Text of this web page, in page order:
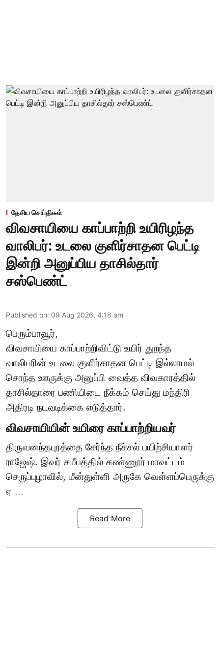
தேசிய செய்திகள்
விவசாயியை காப்பாற்றி உயிரிழந்த
வாலிபர்: உடலை குளிர்சாதன பெட்டி
இன்றி அனுப்பிய தாசில்தார்
சஸ்பெண்ட்
Published on: 09 Aug 2026, 4:18 am
பெரும்பாவூர்,
விவசாயியை காப்பாற்றிவிட்டு உயிர் துறந்த
வாலிபரின் உடலை குளிர்சாதன பெட்டி இல்லாமல்
சொந்த ஊருக்கு அனுப்பி வைத்த விவகாரத்தில்
தாசில்தாரை பணியிடை நீக்கம் செய்து மந்திரி
அதிரடி நடவடிக்கை எடுத்தார்.
விவசாயியின் உயிரை காப்பாற்றியவர்
திருவனந்தபுரத்தை சேர்ந்த நீச்சல் பயிற்சியாளர்
ராஜேஷ். இவர் சமீபத்தில் கண்ணூர் மாவட்டம்
செருப்புழாவில், மீன்துள்ளி அருகே வெள்ளப்பெருக்கு
ஏ ...
Read More